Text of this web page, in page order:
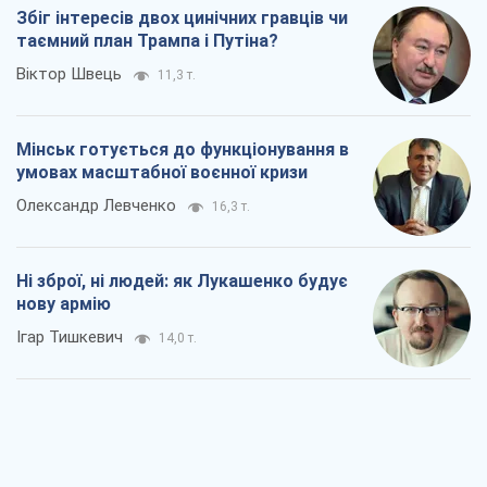
Збіг інтересів двох цинічних гравців чи
таємний план Трампа і Путіна?
Віктор Швець 11,3 т.
Мінськ готується до функціонування в
умовах масштабної воєнної кризи
Олександр Левченко 16,3 т.
Ні зброї, ні людей: як Лукашенко будує
нову армію
Ігар Тишкевич 14,0 т.